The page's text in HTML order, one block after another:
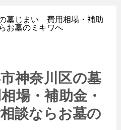
墓じまい 費用相場・補助
お墓のミキワへ
神奈川区の墓
場・補助金・
談ならお墓の